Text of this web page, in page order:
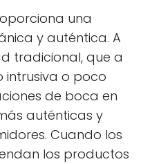
una
y auténtica. A
tradicional, que a
intrusiva o poco
de boca en
auténticas y
Cuando los
los productos